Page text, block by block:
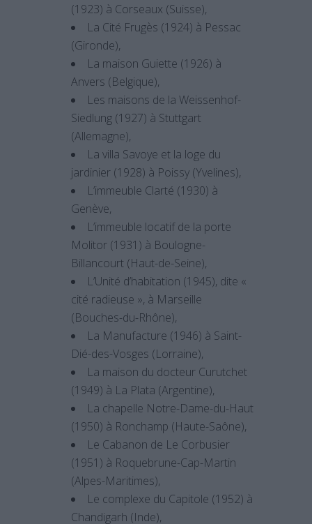
(1923) à Corseaux (Suisse),
La Cité Frugès (1924) à Pessac
(Gironde),
La maison Guiette (1926) à
Anvers (Belgique),
Les maisons de la Weissenhof-
Siedlung (1927) à Stuttgart
(Allemagne),
La villa Savoye et la loge du
jardinier (1928) à Poissy (Yvelines),
L’immeuble Clarté (1930) à
Genève,
L’immeuble locatif de la porte
Molitor (1931) à Boulogne-
Billancourt (Haut-de-Seine),
L’Unité d’habitation (1945), dite «
cité radieuse », à Marseille
(Bouches-du-Rhône),
La Manufacture (1946) à Saint-
Dié-des-Vosges (Lorraine),
La maison du docteur Curutchet
(1949) à La Plata (Argentine),
La chapelle Notre-Dame-du-Haut
(1950) à Ronchamp (Haute-Saône),
Le Cabanon de Le Corbusier
(1951) à Roquebrune-Cap-Martin
(Alpes-Maritimes),
Le complexe du Capitole (1952) à
Chandigarh (Inde),